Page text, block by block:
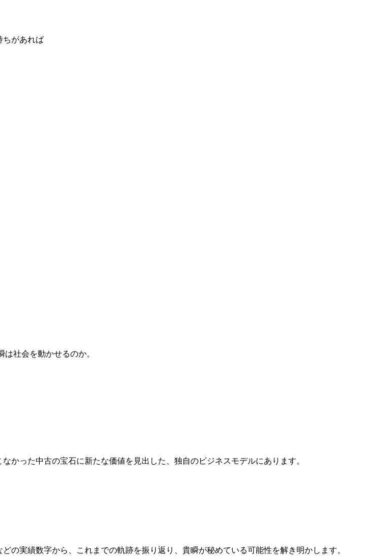
は社会を動かせるのか。
かった中古の宝石に新たな価値を見出した、独自のビジネスモデルにあります。
の実績数字から、これまでの軌跡を振り返り、貴瞬が秘めている可能性を解き明かします。